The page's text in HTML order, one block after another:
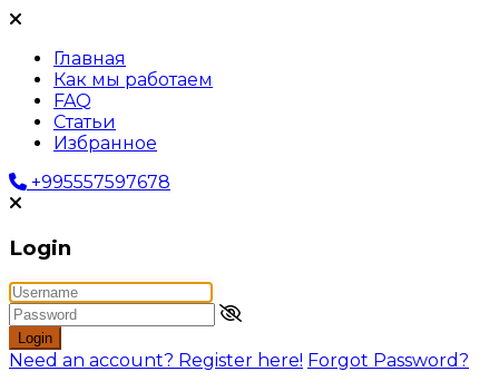
Главная
Как мы работаем
FAQ
Статьи
Избранное
+995557597678
Login
Login
Need an account? Register here! Forgot Password?